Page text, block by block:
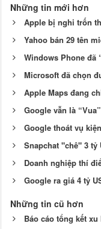
Những tin mới hơn
Apple bị nghi trốn
Yahoo bán 29 tên
Windows Phone
Microsoft đã chọn
Apple Maps đang
Google vẫn là
Google thoát vụ
Snapchat "chê" 3 tỷ
Doanh nghiệp thí
Google ra giá 4 tỷ
Những tin cũ hơn
Báo cáo tổng kết